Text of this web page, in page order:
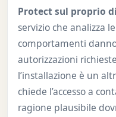
Protect sul proprio
servizio che analizza
comportamenti
autorizzazioni
l’installazione è un
chiede l’accesso a
ragione plausibile